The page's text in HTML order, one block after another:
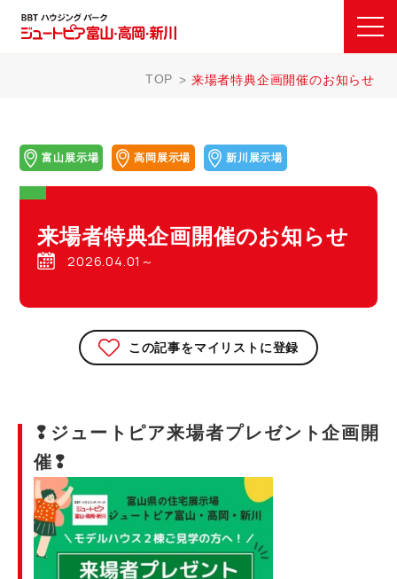
TOP 来場者特典企画開催のお知らせ
富山展示場 高岡展示場 新川展示場
来場者特典企画開催のお知らせ
2026.04.01～
この記事をマイリストに登録
❢ジュートピア来場者プレゼント企画開
催❢